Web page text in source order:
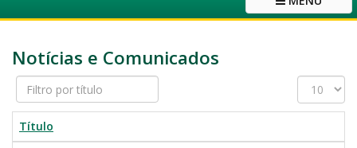
Notícias e Comunicados
Filtro
por
título
Exibir
#
Título